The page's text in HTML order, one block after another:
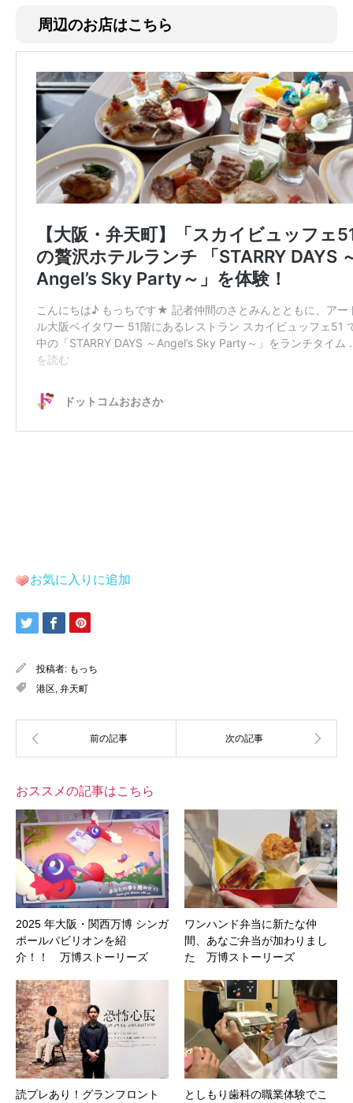
周辺のお店はこちら
お気に入りに追加
投稿者: もっち
港区, 弁天町
おススメの記事はこちら
2025 年大阪・関西万博 シンガ
ポールパビリオンを紹
介！！ 万博ストーリーズ
ワンハンド弁当に新たな仲
間、あなご弁当が加わりまし
た 万博ストーリーズ
読プレあり！グランフロント
としもり歯科の職業体験でこ